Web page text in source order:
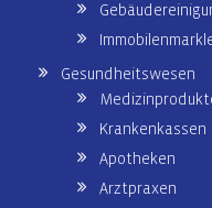
Gesundheitswesen
Krankenkassen
Apotheken
Arztpraxen